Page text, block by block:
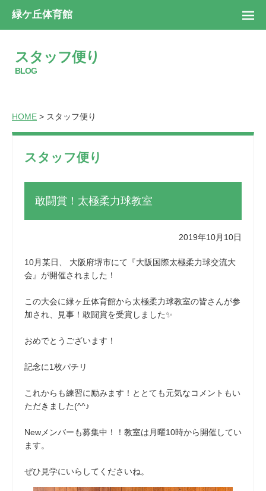
緑ケ丘体育館
スタッフ便り
BLOG
HOME > スタッフ便り
スタッフ便り
敢闘賞！太極柔力球教室
2019年10月10日
10月某日、 大阪府堺市にて『大阪国際太極柔力球交流大
会』が開催されました！
この大会に緑ヶ丘体育館から太極柔力球教室の皆さんが参
加され、見事！敢闘賞を受賞しました✨
おめでとうございます！
記念に1枚パチリ
これからも練習に励みます！ととても元気なコメントもい
ただきました(^^♪
Newメンバーも募集中！！教室は月曜10時から開催してい
ます。
ぜひ見学にいらしてくださいね。